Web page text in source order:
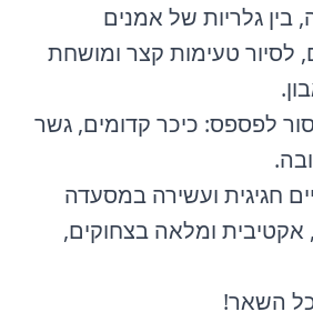
בין גלריות של אמנים
לסיור טעימות קצר ומושחת
לפספס: כיכר קדומים, גשר
חגיגית ועשירה במסעדה
אקטיבית ומלאה בצחוקים,
השאר!